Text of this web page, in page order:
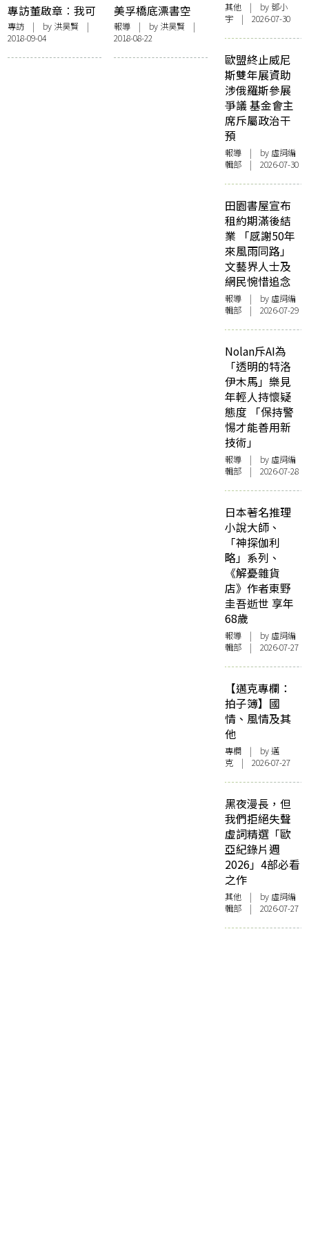
專訪董啟章︰我可
能會被「董啟章
2.0」取代
專訪 | by 洪昊賢 |
2018-09-04
美孚橋底漂書空
間：居民自發很重
要
報導| by 洪昊賢|
2018-08-22
其他 | by 鄧小
宇 | 2026-07-30
歐盟終止威尼
斯雙年展資助
涉俄羅斯參展
爭議 基金會主
席斥屬政治干
預
報導 | by 虛詞編
輯部 | 2026-07-30
田園書屋宣布
租約期滿後結
業 「感謝50年
來風雨同路」
文藝界人士及
網民惋惜追念
報導 | by 虛詞編
輯部 | 2026-07-29
Nolan斥AI為
「透明的特洛
伊木馬」樂見
年輕人持懷疑
態度 「保持警
惕才能善用新
技術」
報導 | by 虛詞編
輯部 | 2026-07-28
日本著名推理
小說大師、
「神探伽利
略」系列、
《解憂雜貨
店》作者東野
圭吾逝世 享年
68歲
報導 | by 虛詞編
輯部 | 2026-07-27
【邁克專欄：
拍子簿】國
情、風情及其
他
專欄 | by邁
克 | 2026-07-27
黑夜漫長，但
我們拒絕失聲
虛詞精選「歐
亞紀錄片週
2026」4部必看
之作
其他 | by 虛詞編
輯部 | 2026-07-27